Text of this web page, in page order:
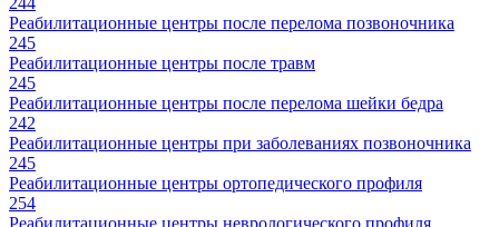
Реабилитационные центры после перелома позвоночника
245
Реабилитационные центры после травм
245
Реабилитационные центры после перелома шейки бедра
242
Реабилитационные центры при заболеваниях позвоночника
245
Реабилитационные центры ортопедического профиля
254
Реабилитационные центры неврологического профиля